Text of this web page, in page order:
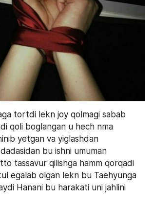
tortdi lekn joy qolmagi sabab
qoli boglangan u hech nma
yetgan va yiglashdan
bu ishni umuman
tassavur qilishga hamm qorqadi
egalab olgan lekn bu Taehyunga
Hanani bu harakati uni jahlini